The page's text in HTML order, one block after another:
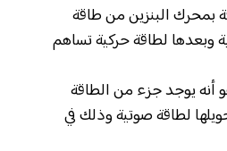
بمحرك البنزين من طاقة
وبعدها لطاقة حركية تساهم
أنه يوجد جزء من الطاقة
لطاقة صوتية وذلك في